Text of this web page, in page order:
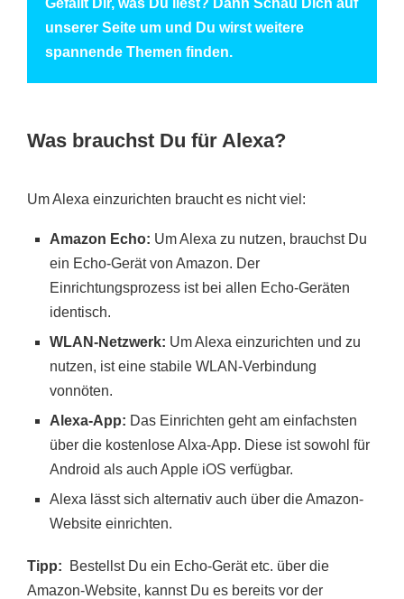
unserer Seite um und Du wirst weitere
spannende Themen finden.
Was brauchst Du für Alexa?
Um Alexa einzurichten braucht es nicht viel:
Amazon Echo: Um Alexa zu nutzen, brauchst Du
ein Echo-Gerät von Amazon. Der
Einrichtungsprozess ist bei allen Echo-Geräten
identisch.
WLAN-Netzwerk: Um Alexa einzurichten und zu
nutzen, ist eine stabile WLAN-Verbindung
vonnöten.
Alexa-App: Das Einrichten geht am einfachsten
über die kostenlose Alxa-App. Diese ist sowohl für
Android als auch Apple iOS verfügbar.
Alexa lässt sich alternativ auch über die Amazon-
Website einrichten.
Tipp: Bestellst Du ein Echo-Gerät etc. über die
Amazon-Website, kannst Du es bereits vor der